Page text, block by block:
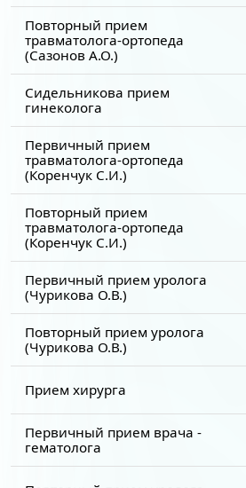
Повторный прием
травматолога-ортопеда
(Сазонов А.О.)
Сидельникова прием
гинеколога
Первичный прием
травматолога-ортопеда
(Коренчук С.И.)
Повторный прием
травматолога-ортопеда
(Коренчук С.И.)
Первичный прием уролога
(Чурикова О.В.)
Повторный прием уролога
(Чурикова О.В.)
Прием хирурга
Первичный прием врача -
гематолога